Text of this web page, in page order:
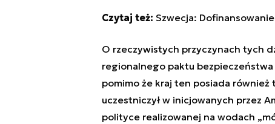
Czytaj też: Szwecja:
O rzeczywistych przyczynach tych
regionalnego paktu bezpieczeństwa
pomimo że kraj ten posiada
uczestniczył w inicjowanych przez
polityce realizowanej na wodach